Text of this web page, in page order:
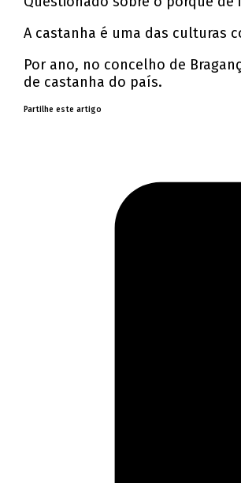
A castanha é uma das culturas
Por ano, no concelho de
de castanha do país.
Partilhe este artigo